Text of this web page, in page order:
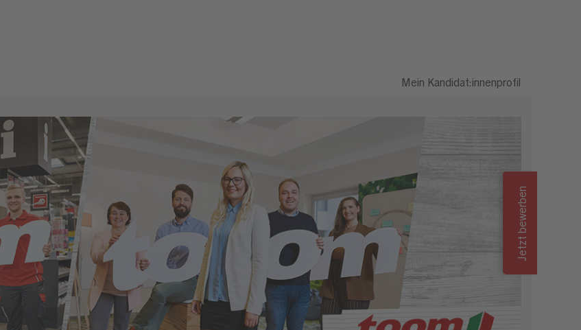
Mein Kandidat:innenprofil
für die Zielposition Gartencenterleiter (m/w/d)